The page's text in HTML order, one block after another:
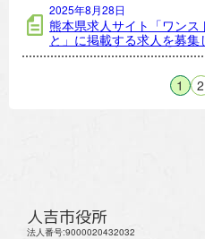
2025年8月28日
熊本県求人サイト「ワン
と」に掲載する求人を募集
1 2
人吉市役所
法人番号:9000020432032